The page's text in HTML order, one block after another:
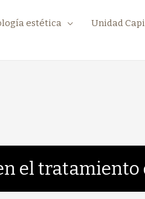
estética Unidad
el tratamiento